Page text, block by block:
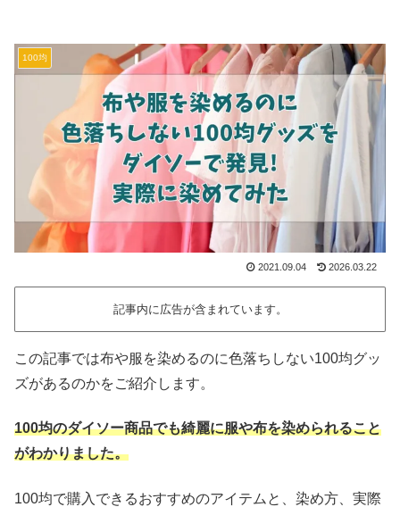
100均
2021.09.04 2026.03.22
記事内に広告が含まれています。
この記事では布や服を染めるのに色落ちしない100均グッ
ズがあるのかをご紹介します。
100均のダイソー商品でも綺麗に服や布を染められること
がわかりました。
100均で購入できるおすすめのアイテムと、染め方、実際